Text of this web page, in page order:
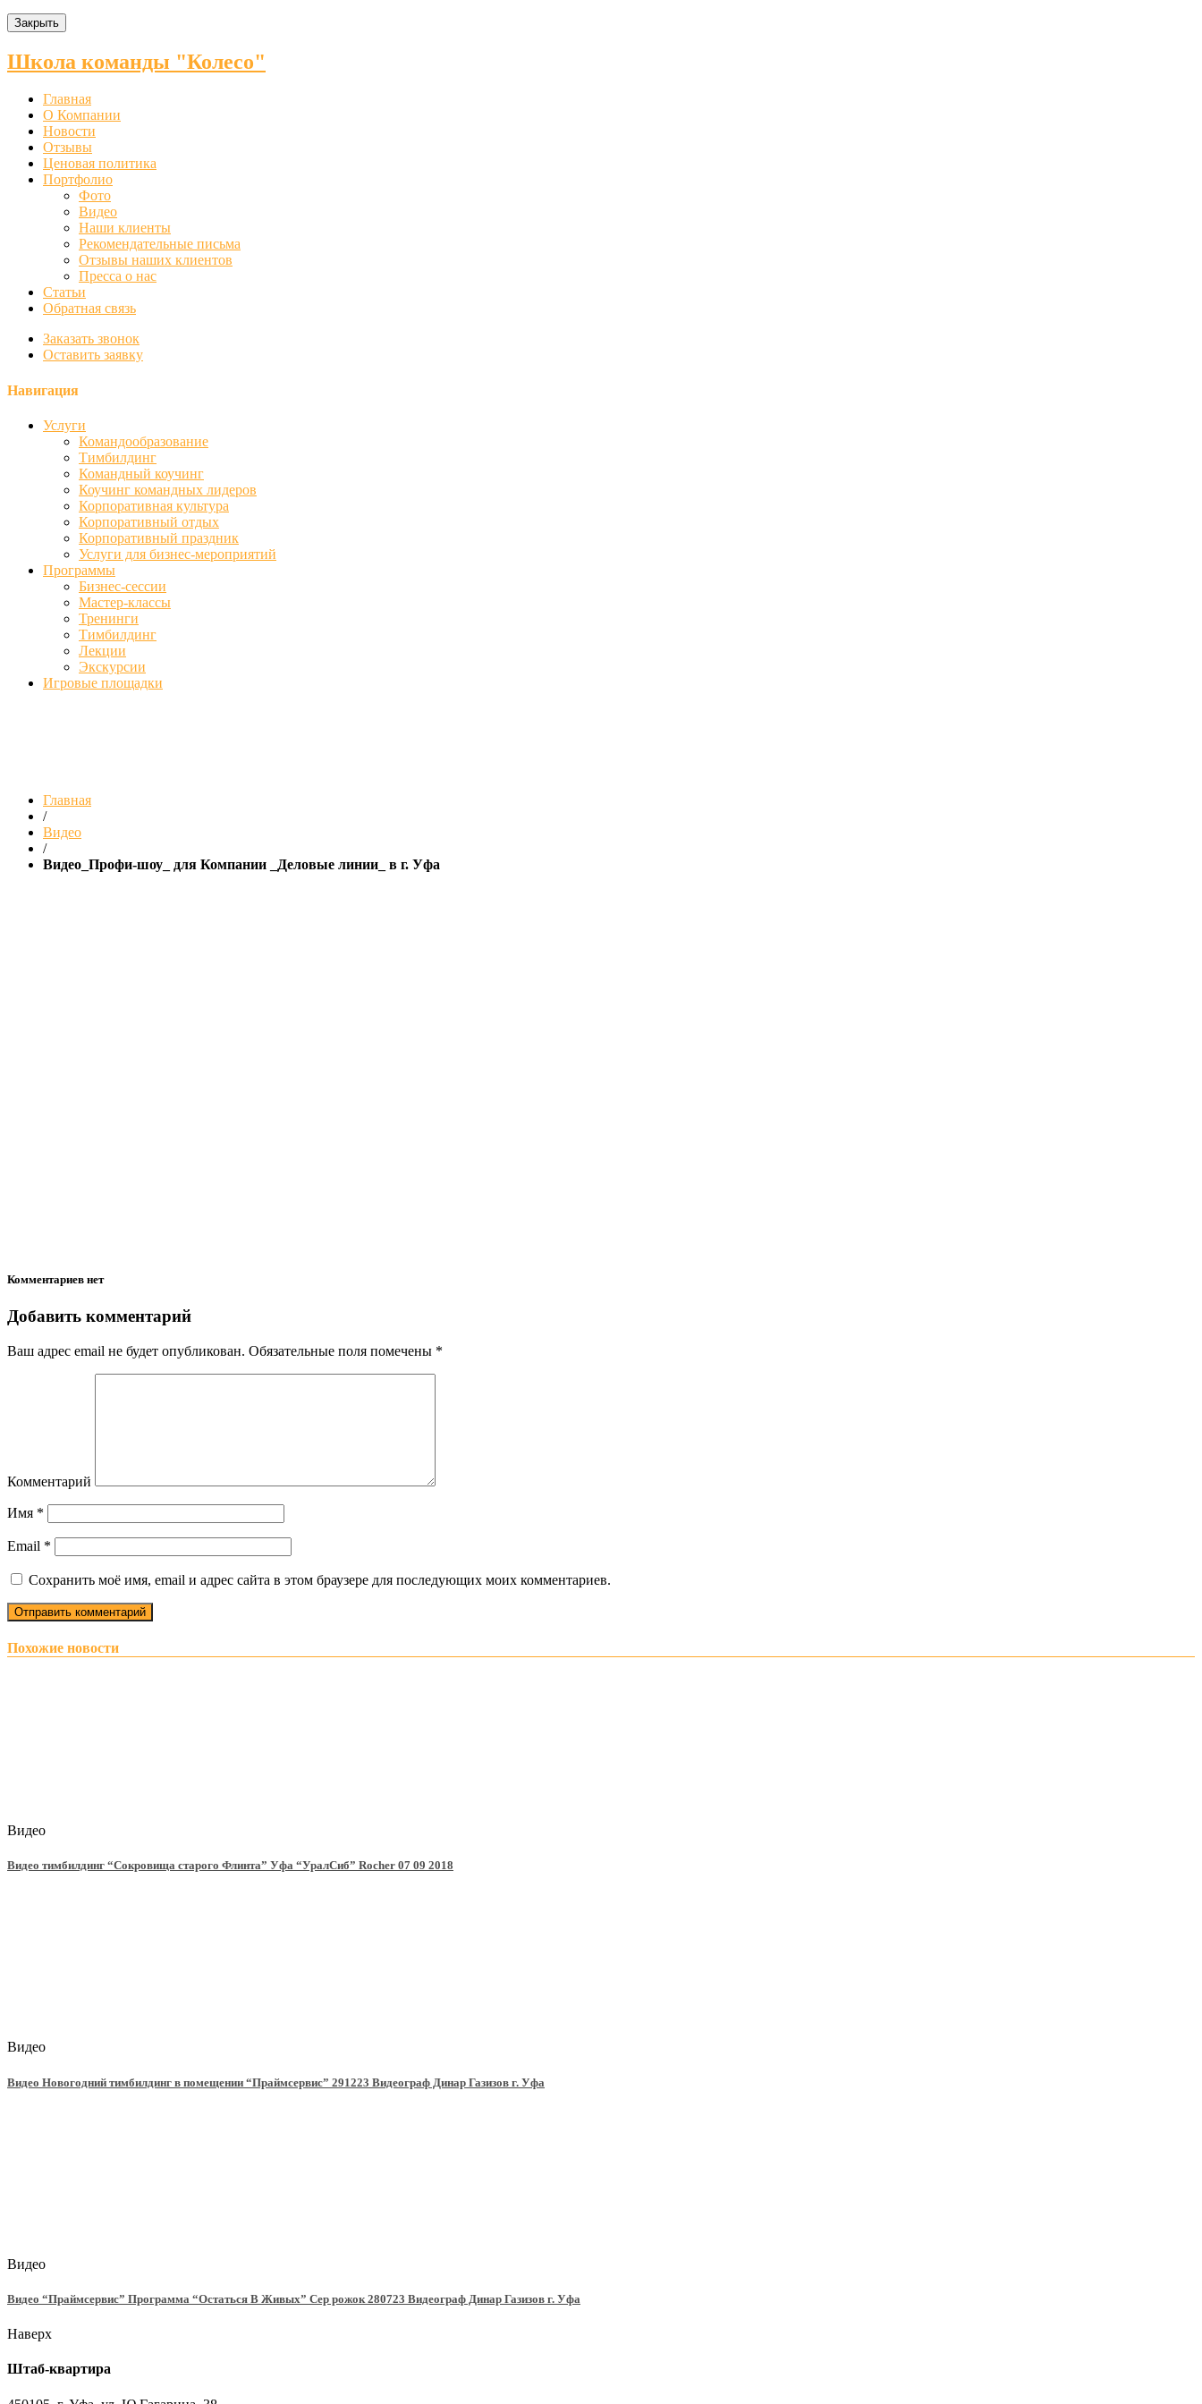
Закрыть
Школа команды "Колесо"
Главная
О Компании
Новости
Отзывы
Ценовая политика
Портфолио
Фото
Видео
Наши клиенты
Рекомендательные письма
Отзывы наших клиентов
Пресса о нас
Статьи
Обратная связь
Заказать звонок
Оставить заявку
Навигация
Услуги
Командообразование
Тимбилдинг
Командный коучинг
Коучинг командных лидеров
Корпоративная культура
Корпоративный отдых
Корпоративный праздник
Услуги для бизнес-мероприятий
Программы
Бизнес-сессии
Мастер-классы
Тренинги
Тимбилдинг
Лекции
Экскурсии
Игровые площадки
Главная
/
Видео
/
Видео_Профи-шоу_ для Компании _Деловые линии_ в г. Уфа
Комментариев нет
Добавить комментарий
Ваш адрес email не будет опубликован. Обязательные поля помечены *
Комментарий
Имя *
Email *
Сохранить моё имя, email и адрес сайта в этом браузере для последующих моих комментариев.
Похожие новости
Видео
Видео тимбилдинг “Сокровища старого Флинта” Уфа “УралСиб” Rocher 07 09 2018
Видео
Видео Новогодний тимбилдинг в помещении “Праймсервис” 291223 Видеограф Динар Газизов г. Уфа
Видео
Видео “Праймсервис” Программа “Остаться В Живых” Сер рожок 280723 Видеограф Динар Газизов г. Уфа
Наверх
Штаб-квартира